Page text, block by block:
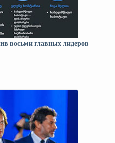
восьми главных лидеров